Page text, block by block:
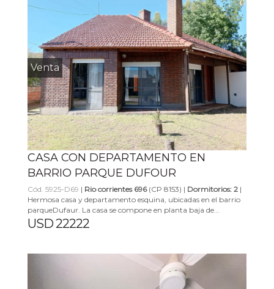
Venta
CASA CON DEPARTAMENTO EN
BARRIO PARQUE DUFOUR
Cód. 5925-D69 | Rio corrientes 696(CP 8153) | Dormitorios: 2 |
Hermosa casa y departamento esquina, ubicadas en el barrio
parqueDufaur. La casa se compone en planta baja de...
USD 22222